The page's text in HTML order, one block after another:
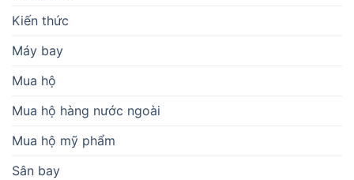
Kiến thức
Máy bay
Mua hộ
Mua hộ hàng nước ngoài
Mua hộ mỹ phẩm
Sân bay